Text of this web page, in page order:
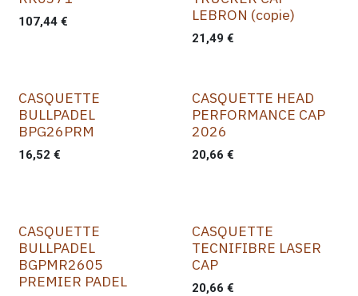
107,44 €
LEBRON (copie)
21,49 €
CASQUETTE
BULLPADEL
BPG26PRM
16,52 €
CASQUETTE HEAD
PERFORMANCE CAP
2026
20,66 €
CASQUETTE
BULLPADEL
BGPMR2605
PREMIER PADEL
CASQUETTE
TECNIFIBRE LASER
CAP
20,66 €